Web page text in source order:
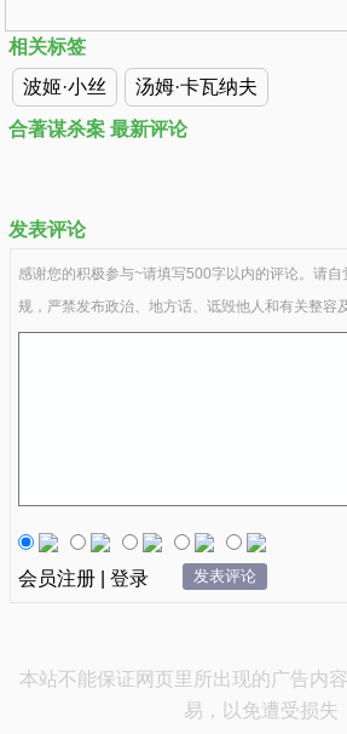
相关标签
波姬·小丝
汤姆·卡瓦纳夫
合著谋杀案 最新评论
发表评论
感谢您的积极参与~请填写500字以内的评论。请
规，严禁发布政治、地方话、诋毁他人和有关整容
会员注册 | 登录 发表评论
本站不能保证网页里所出现的广告内
易，以免遭受损失